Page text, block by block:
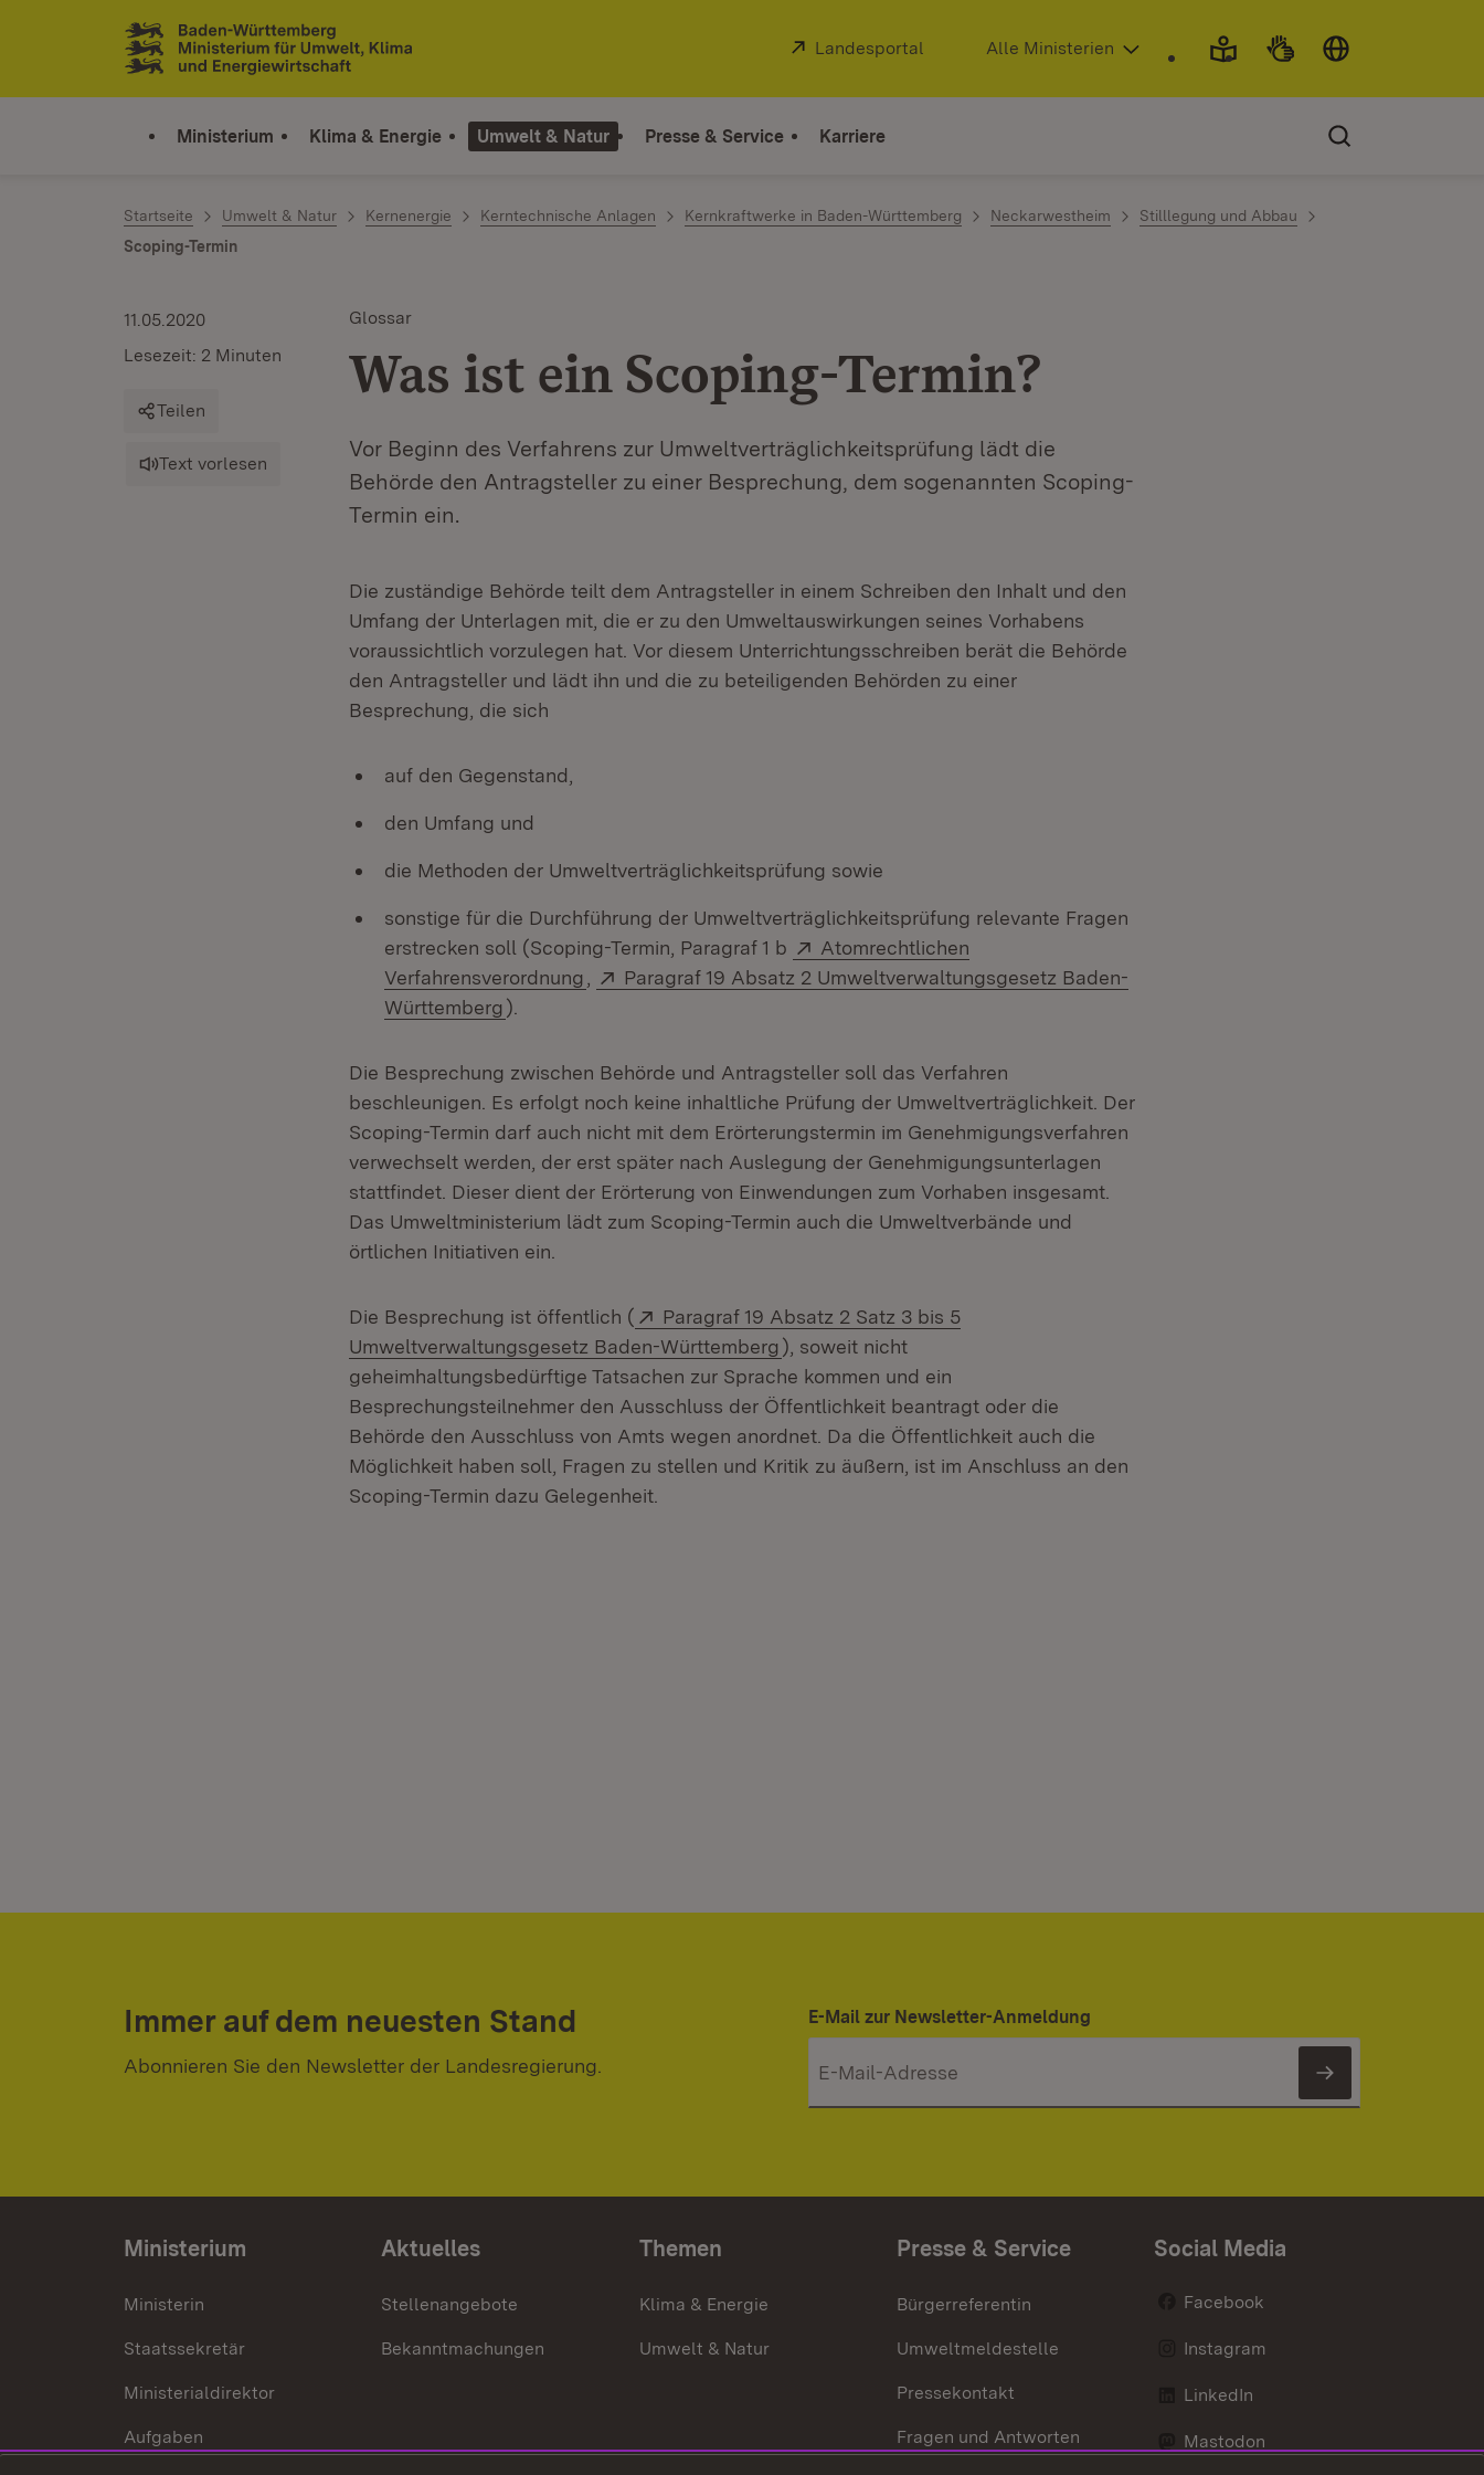
Zum Inhalt springen
Link zur Startseite
Extern:
Landesportal (Öffnet in neuem Fenster)
Alle Ministerien
Ministerium Klima & Energie Umwelt & Natur Presse & Service Karriere
Startseite Umwelt & Natur Kernenergie Kerntechnische Anlagen Kernkraftwerke in Baden-Württemberg Neckarwestheim
Stilllegung und Abbau
Scoping-Termin
Glossar
Was ist ein Scoping-Termin?
Vor Beginn des Verfahrens zur Umweltverträglichkeitsprüfung lädt die
Behörde den Antragsteller zu einer Besprechung, dem sogenannten Scoping-
Termin ein.
11.05.2020
Lesezeit: 2 Minuten
Teilen
Text vorlesen
Die zuständige Behörde teilt dem Antragsteller in einem Schreiben den Inhalt und den
Umfang der Unterlagen mit, die er zu den Umweltauswirkungen seines Vorhabens
voraussichtlich vorzulegen hat. Vor diesem Unterrichtungsschreiben berät die Behörde
den Antragsteller und lädt ihn und die zu beteiligenden Behörden zu einer
Besprechung, die sich
auf den Gegenstand,
den Umfang und
die Methoden der Umweltverträglichkeitsprüfung sowie
sonstige für die Durchführung der Umweltverträglichkeitsprüfung relevante Fragen
erstrecken soll (Scoping-Termin, Paragraf 1 b
Extern:
Atomrechtlichen
Verfahrensverordnung (Öffnet in neuem Fenster)
Extern:
Paragraf 19 Absatz 2 Umweltverwaltungsgesetz Baden-
Württemberg(Öffnet in neuem Fenster)
).
Die Besprechung zwischen Behörde und Antragsteller soll das Verfahren
beschleunigen. Es erfolgt noch keine inhaltliche Prüfung der Umweltverträglichkeit. Der
Scoping-Termin darf auch nicht mit dem Erörterungstermin im Genehmigungsverfahren
verwechselt werden, der erst später nach Auslegung der Genehmigungsunterlagen
stattfindet. Dieser dient der Erörterung von Einwendungen zum Vorhaben insgesamt.
Das Umweltministerium lädt zum Scoping-Termin auch die Umweltverbände und
örtlichen Initiativen ein.
Die Besprechung ist öffentlich ( Extern:
Paragraf 19 Absatz 2 Satz 3 bis 5
Umweltverwaltungsgesetz Baden-Württemberg(Öffnet in neuem Fenster)
), soweit nicht
geheimhaltungsbedürftige Tatsachen zur Sprache kommen und ein
Besprechungsteilnehmer den Ausschluss der Öffentlichkeit beantragt oder die
Behörde den Ausschluss von Amts wegen anordnet. Da die Öffentlichkeit auch die
Möglichkeit haben soll, Fragen zu stellen und Kritik zu äußern, ist im Anschluss an den
Scoping-Termin dazu Gelegenheit.
Immer auf dem neuesten Stand
Abonnieren Sie den Newsletter der Landesregierung.
E-Mail zur Newsletter-Anmeldung
Newsletter
Ministerium
Ministerin
Staatssekretär
Ministerialdirektor
Aufgaben
Aktuelles
Stellenangebote
Bekanntmachungen
Themen
Klima & Energie
Umwelt & Natur
Presse & Service
Bürgerreferentin
Umweltmeldestelle
Pressekontakt
Fragen und Antworten
Social Media
Facebook
Instagram
LinkedIn
Mastodon